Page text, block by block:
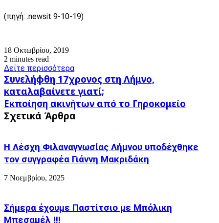
(πηγή: .newsit 9-10-19)
18 Οκτωβρίου, 2019
2 minutes read
Δείτε περισσότερα
Συνελήφθη
17χρονος
στη
Λήμνο,
καταλαβαίνετε
γιατί;
Συνελήφθη 17χρονος στη Λήμνο,
καταλαβαίνετε γιατί;
Εκποίηση
ακινήτων
από
Εκποίηση ακινήτων από το Γηροκομείο
Σχετικά Άρθρα
Η Λέσχη Φιλαναγνωσίας Λήμνου υποδέχθηκε
τον συγγραφέα Γιάννη Μακριδάκη
7 Νοεμβρίου, 2025
Σήμερα έχουμε Παστίτσιο με Μπόλικη
Μπεσαμέλ !!!